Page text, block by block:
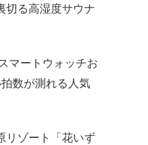
切る高湿度サウナ
マートウォッチお
数が測れる人気
リゾート「花いず